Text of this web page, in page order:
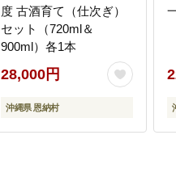
度 古酒育て（仕次ぎ）
セット（720ml＆
900ml）各1本
28,000円
沖縄県 恩納村